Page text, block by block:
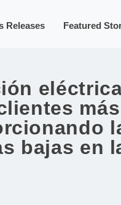
Releases Featured
bajas en